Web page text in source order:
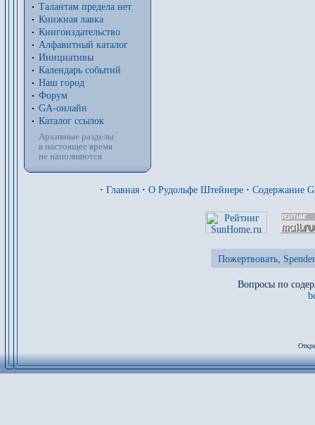
Талантам предела нет
Книжная лавка
Книгоиздательство
Алфавитный каталог
Инициативы
Календарь событий
Наш город
Форум
GA-онлайн
Каталог ссылок
Архивные разделы
в настоящее время
не наполняются
· Главная · О Рудольфе Штейнере · Содержание
Пожертвовать,
Вопросы по